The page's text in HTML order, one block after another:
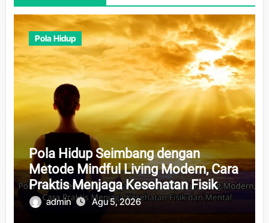
Pola Hidup
Pola Hidup Seimbang dengan
Metode Mindful Living Modern, Cara
Praktis Menjaga Kesehatan Fisik
dan Mental
admin Agu 5, 2026